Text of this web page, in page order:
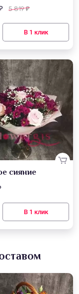
5 819₽
сияние